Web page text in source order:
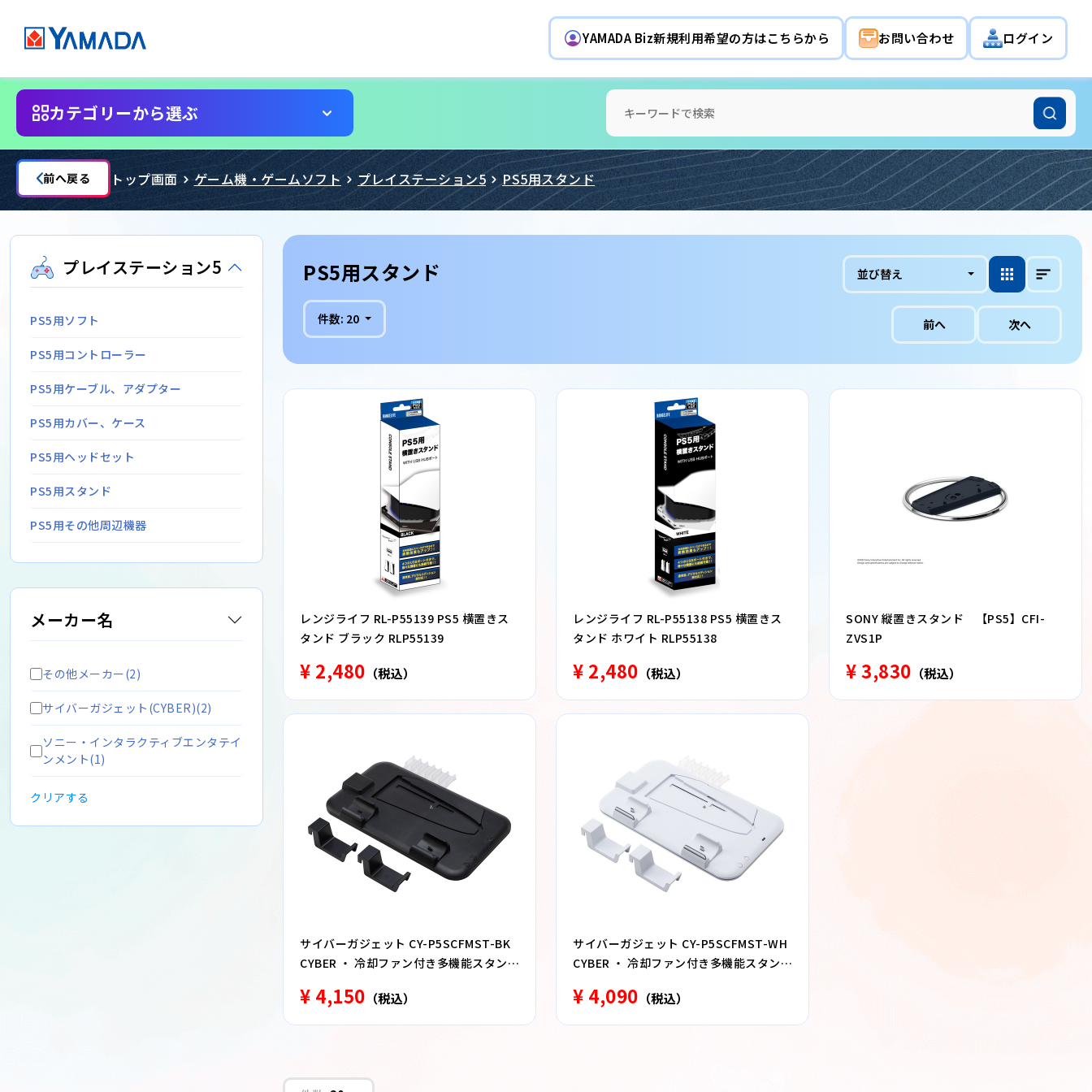
YAMADA Biz新規利用希望の方はこちらから お問い合わせ ログイン
カテゴリーから選ぶ
前へ戻る トップ画面 ゲーム機・ゲームソフト プレイステーション5 PS5用スタンド
プレイステーション5
PS5用ソフト
PS5用コントローラー
PS5用ケーブル、アダプター
PS5用カバー、ケース
PS5用ヘッドセット
PS5用スタンド
PS5用その他周辺機器
メーカー名
その他メーカー(2)
サイバーガジェット(CYBER)(2)
ソニー・インタラクティブエンタテイ
ンメント(1)
クリアする
PS5用スタンド
件数: 20
並び替え
前へ 次へ
レンジライフ RL-P55139 PS5 横置きス
タンド ブラック RLP55139
¥ 2,480 （税込）
レンジライフ RL-P55138 PS5 横置きス
タンド ホワイト RLP55138
¥ 2,480 （税込）
SONY 縦置きスタンド 【PS5】CFI-
ZVS1P
¥ 3,830 （税込）
サイバーガジェット CY-P5SCFMST-BK
CYBER ・ 冷却ファン付き多機能スタンド
¥ 4,150 （税込）
サイバーガジェット CY-P5SCFMST-WH
CYBER ・ 冷却ファン付き多機能スタンド
¥ 4,090 （税込）